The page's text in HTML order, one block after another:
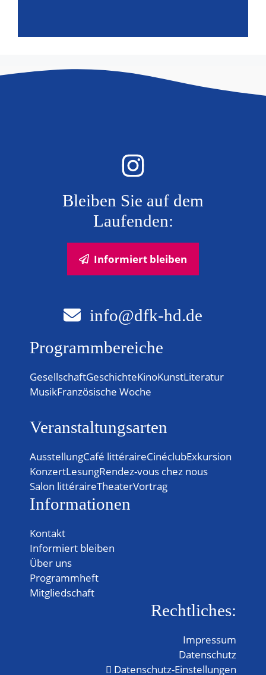
Bleiben Sie auf dem
Laufenden:
Informiert bleiben
info@dfk-hd.de
Programmbereiche
GesellschaftGeschichteKinoKunstLiteratur
MusikFranzösische Woche
Veranstaltungsarten
AusstellungCafé littéraireCinéclubExkursion
KonzertLesungRendez-vous chez nous
Salon littéraireTheaterVortrag
Informationen
Kontakt
Informiert bleiben
Über uns
Programmheft
Mitgliedschaft
Rechtliches:
Impressum
Datenschutz
Datenschutz-Einstellungen